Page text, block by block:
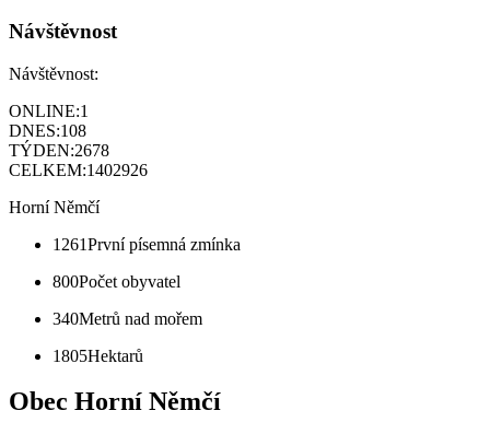
Návštěvnost
Návštěvnost:
ONLINE:1
DNES:108
TÝDEN:2678
CELKEM:1402926
Horní Němčí
1261První písemná zmínka
800Počet obyvatel
340Metrů nad mořem
1805Hektarů
Obec Horní Němčí